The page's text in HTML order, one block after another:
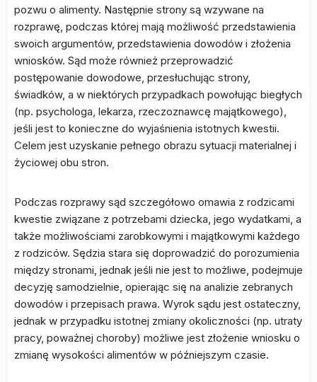
pozwu o alimenty. Następnie strony są wzywane na
rozprawę, podczas której mają możliwość przedstawienia
swoich argumentów, przedstawienia dowodów i złożenia
wniosków. Sąd może również przeprowadzić
postępowanie dowodowe, przesłuchując strony,
świadków, a w niektórych przypadkach powołując biegłych
(np. psychologa, lekarza, rzeczoznawcę majątkowego),
jeśli jest to konieczne do wyjaśnienia istotnych kwestii.
Celem jest uzyskanie pełnego obrazu sytuacji materialnej i
życiowej obu stron.
Podczas rozprawy sąd szczegółowo omawia z rodzicami
kwestie związane z potrzebami dziecka, jego wydatkami, a
także możliwościami zarobkowymi i majątkowymi każdego
z rodziców. Sędzia stara się doprowadzić do porozumienia
między stronami, jednak jeśli nie jest to możliwe, podejmuje
decyzję samodzielnie, opierając się na analizie zebranych
dowodów i przepisach prawa. Wyrok sądu jest ostateczny,
jednak w przypadku istotnej zmiany okoliczności (np. utraty
pracy, poważnej choroby) możliwe jest złożenie wniosku o
zmianę wysokości alimentów w późniejszym czasie.